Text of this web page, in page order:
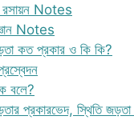
রসায়ন Notes
Notes
কত প্রকার ও কি কি?
বলে?
প্রকারভেদ, স্থিতি